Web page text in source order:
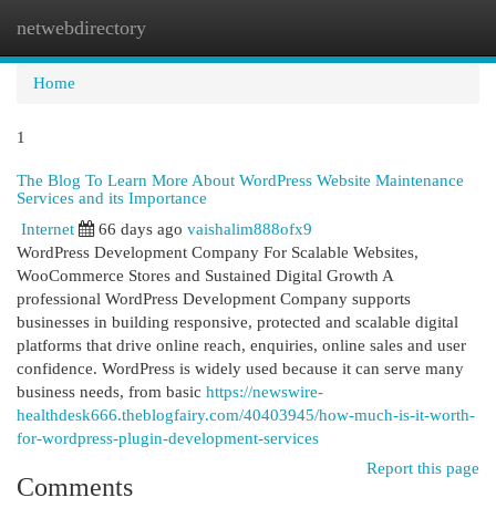
netwebdirectory
Home
1
The Blog To Learn More About WordPress Website Maintenance
Services and its Importance
Internet
66 days ago vaishalim888ofx9
WordPress Development Company For Scalable Websites,
WooCommerce Stores and Sustained Digital Growth A
professional WordPress Development Company supports
businesses in building responsive, protected and scalable digital
platforms that drive online reach, enquiries, online sales and user
confidence. WordPress is widely used because it can serve many
business needs, from basic https://newswire-
healthdesk666.theblogfairy.com/40403945/how-much-is-it-worth-
for-wordpress-plugin-development-services
Report this page
Comments